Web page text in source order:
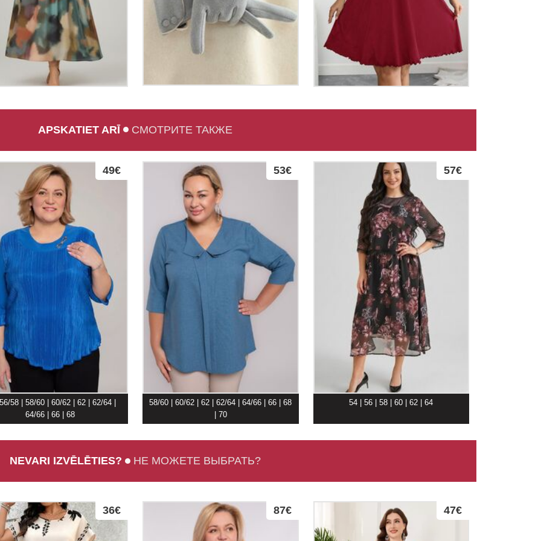
APSKATIET ARĪ СМОТРИТЕ ТАКЖЕ
49€
58 | 58/60 | 60/62 | 62 | 62/64 |
64/66 | 66 | 68
53€
58/60 | 60/62 | 62 | 62/64 | 64/66 | 66 | 68
| 70
57€
54 | 56 | 58 | 60 | 62 | 64
NEVARI IZVĒLĒTIES? НЕ МОЖЕТЕ ВЫБРАТЬ?
36€ 87€ 47€